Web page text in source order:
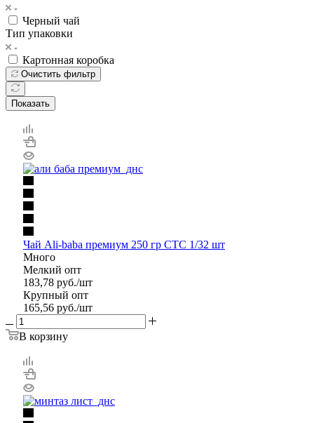
Черный чай
Тип упаковки
Картонная коробка
Очистить фильтр
Показать
Чай Ali-baba премиум 250 гр СТС 1/32 шт
Много
Мелкий опт
183,78 руб./шт
Крупный опт
165,56 руб./шт
В корзину